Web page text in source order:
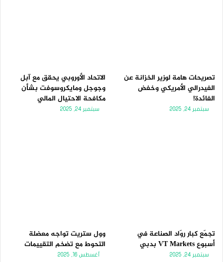
تصريحات هامة لوزير الخزانة عن
الفيدرالي الأمريكي وخفض
الفائدة!
سبتمبر 24, 2025
الاتحاد الأوروبي يحقق مع آبل
وجوجل ومايكروسوفت بشأن
مكافحة الاحتيال المالي
سبتمبر 24, 2025
تجمّع كبار روّاد الصناعة في
أسبوع VT Markets بدبي
سبتمبر 24, 2025
وول ستريت تواجه معضلة
التحوط مع تضخم التقييمات
أغسطس 16, 2025